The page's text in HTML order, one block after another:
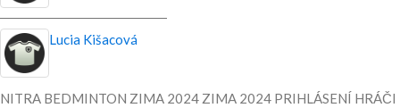
Lucia Kišacová
NITRA BEDMINTON ZIMA 2024 ZIMA 2024 PRIHLÁSENÍ HRÁČI